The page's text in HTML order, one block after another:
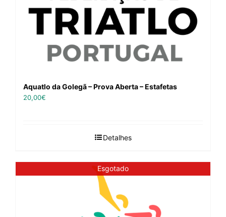
Aquatlo da Golegã – Prova Aberta – Estafetas
20,00€
Detalhes
Esgotado